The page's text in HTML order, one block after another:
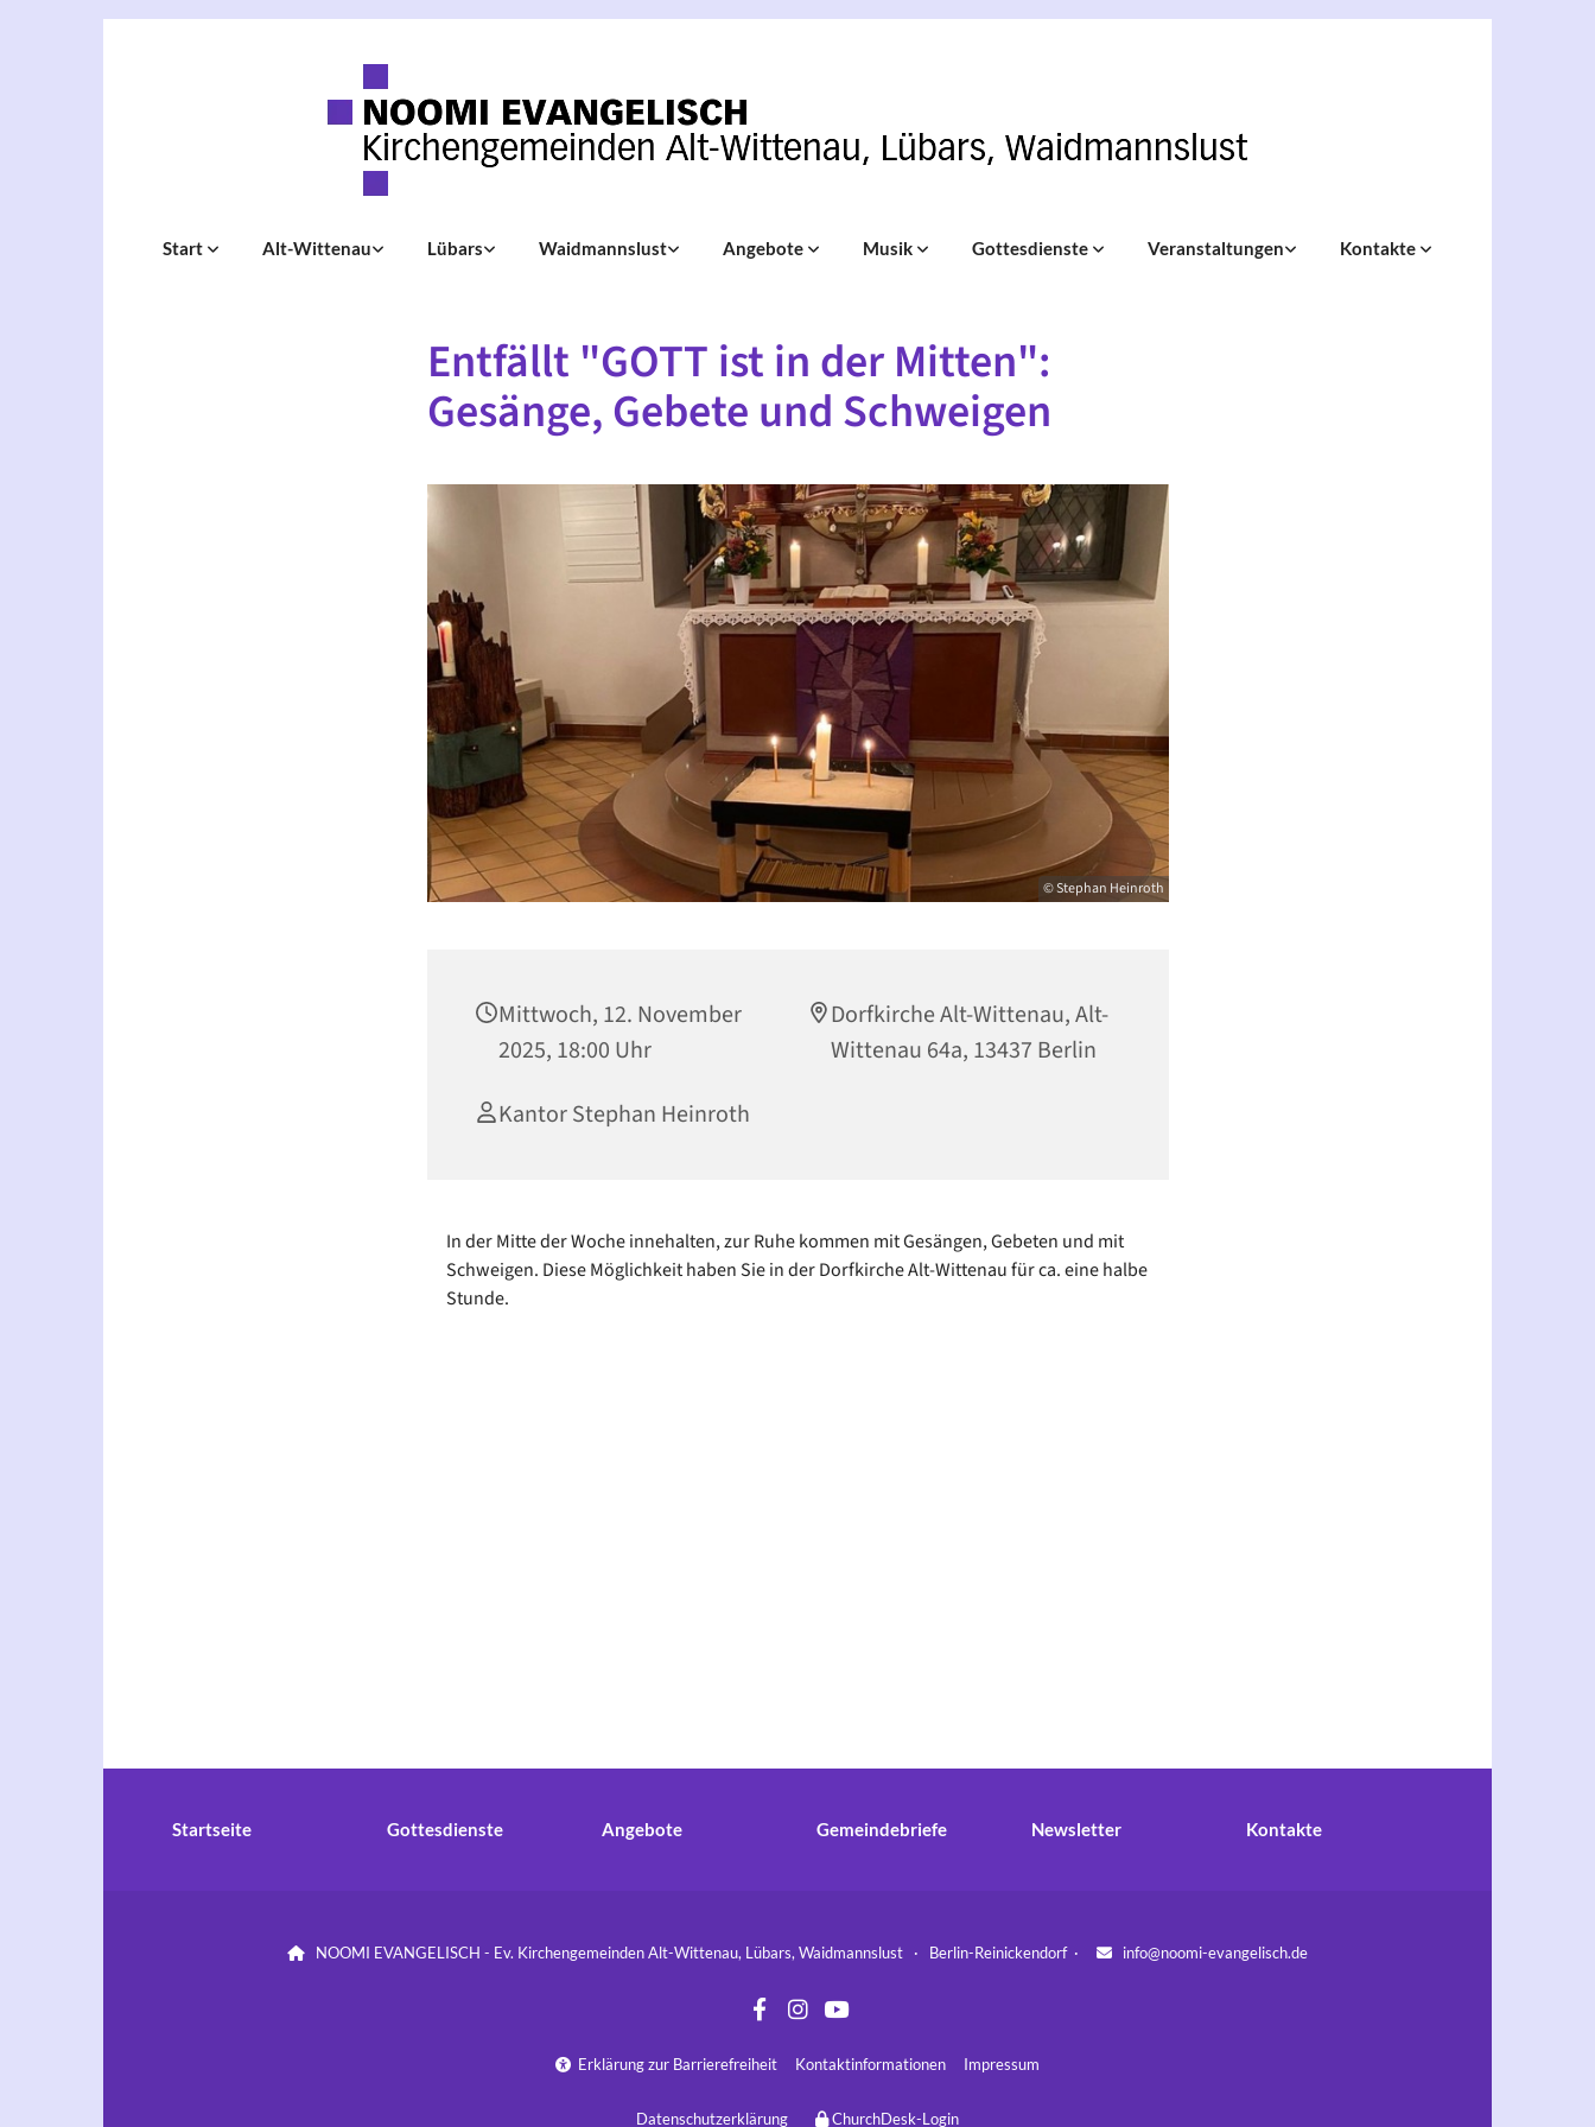
Start Alt-Wittenau Lübars Waidmannslust Angebote Musik Gottesdienste Veranstaltungen Kontakte
Entfällt "GOTT ist in der Mitten":
Gesänge, Gebete und Schweigen
© Stephan Heinroth
Mittwoch, 12. November
2025, 18:00 Uhr
Dorfkirche Alt-Wittenau, Alt-
Wittenau 64a, 13437 Berlin
Kantor Stephan Heinroth
In der Mitte der Woche innehalten, zur Ruhe kommen mit Gesängen, Gebeten und mit
Schweigen. Diese Möglichkeit haben Sie in der Dorfkirche Alt-Wittenau für ca. eine halbe
Stunde.
Startseite Gottesdienste Angebote Gemeindebriefe Newsletter Kontakte
 NOOMI EVANGELISCH - Ev. Kirchengemeinden Alt-Wittenau, Lübars, Waidmannslust · Berlin-Reinickendorf ·  info@noomi-evangelisch.de
 Erklärung zur Barrierefreiheit Kontaktinformationen Impressum
Datenschutzerklärung ChurchDesk-Login